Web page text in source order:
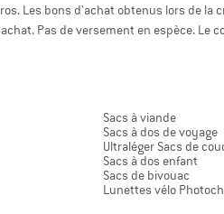
Les bons d'achat obtenus lors de
Pas de versement en espèce.
Sacs à viande
Sacs à dos de voyage
Ultraléger Sacs de
Sacs à dos enfant
Sacs de bivouac
Lunettes vélo